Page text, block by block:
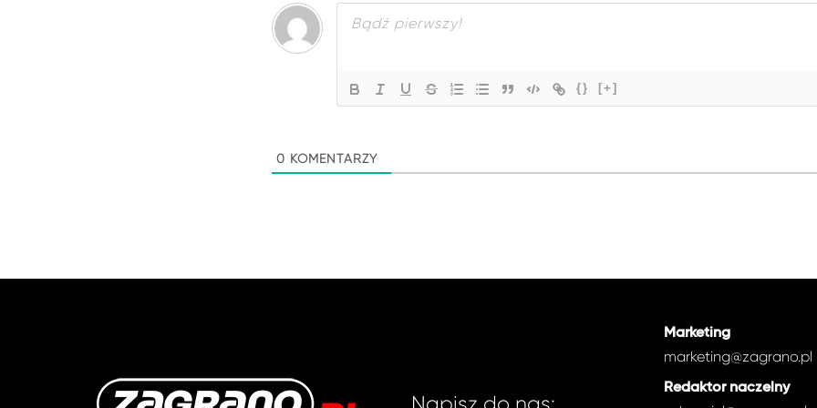
{} [+]
0 KOMENTARZY
Marketing
marketing@zagrano.pl
Redaktor naczelny